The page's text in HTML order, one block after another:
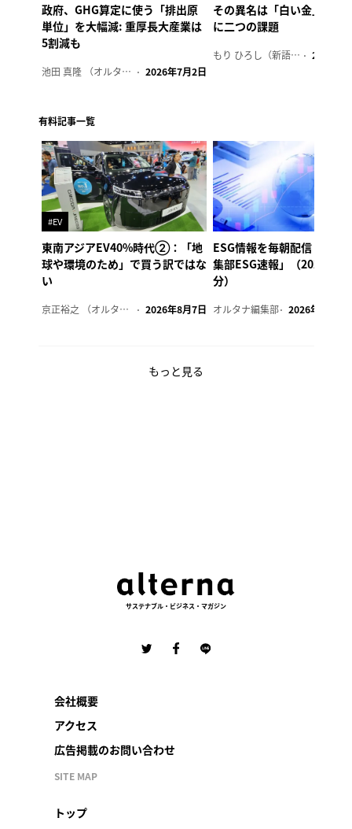
政府、GHG算定に使う「排出原
単位」を大幅減: 重厚長大産業は
5割減も
池田 真隆 （オルタナ輪番編集長） 2026年7月2日
その異名は「白い金」、リ
に二つの課題
もり ひろし（新語ウォッチャー） 2023年7
有料記事一覧
#EV
東南アジアEV40%時代②：「地
球や環境のため」で買う訳ではな
い
京正裕之 （オルタナ副編集長） 2026年8月7日
ESG情報を毎朝配信「オル
集部ESG速報」（2026年8
分）
オルタナ編集部 2026年8月7日
もっと見る
サステナブル・ビジネス・マガジン
会社概要
アクセス
広告掲載のお問い合わせ
SITE MAP
トップ